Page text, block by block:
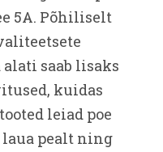
5A. Põhiliselt
saab lisaks
kuidas
leiad poe
pealt ning